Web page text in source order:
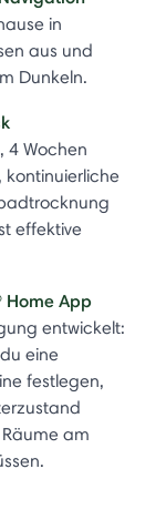
in
aus und
Dunkeln.
4 Wochen
, kontinuierliche
effektive
Home App
entwickelt:
eine
festlegen,
am